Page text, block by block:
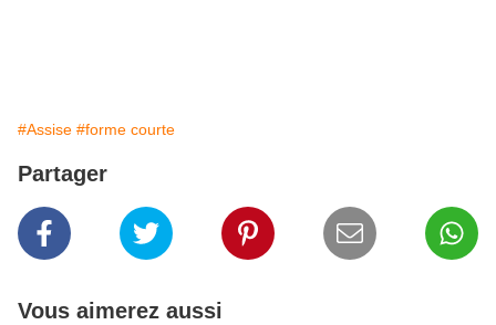
#Assise #forme courte
Partager
Vous aimerez aussi